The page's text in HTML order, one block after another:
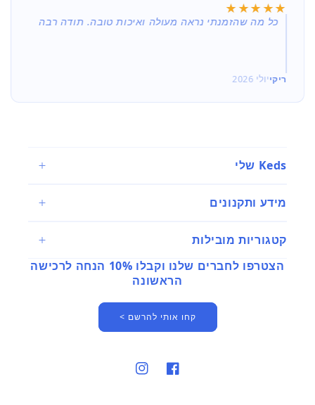
★★★★★
★★★★★
כל מה שהזמנתי נראה מעולה ואיכות טובה. תודה רבה
ריקייולי 2026
Keds שלי
מידע ותקנונים
קטגוריות מובילות
הצטרפו לחברים שלנו וקבלו 10% הנחה לרכישה
הראשונה
קחו אותי להרשם >
פייסבוק אינסטגרם